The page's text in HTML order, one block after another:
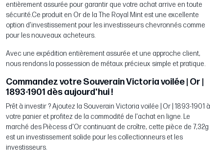
entièrement assurée pour garantir que votre achat arrive en toute
sécurité.Ce produit en Or de la The Royal Mint est une excellente
option d'investissement pour les investisseurs chevronnés comme
pour les nouveaux acheteurs.
Avec une expédition entièrement assurée et une approche client,
nous rendons la possession de métaux précieux simple et pratique.
Commandez votre Souverain Victoria voilée | Or |
1893-1901 dès aujourd'hui !
Prêt à investir ? Ajoutez la Souverain Victoria voilée | Or | 1893-1901 à
votre panier et profitez de la commodité de l'achat en ligne. Le
marché des Piècess d'Or continuant de croître, cette pièce de 7,32g
est un investissement solide pour les collectionneurs et les
investisseurs.